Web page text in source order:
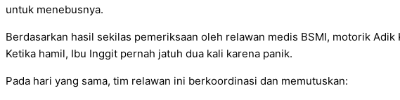
untuk menebusnya.
Berdasarkan hasil sekilas pemeriksaan oleh relawan medis BSMI, motorik
Ketika hamil, Ibu Inggit pernah jatuh dua kali karena panik.
Pada hari yang sama, tim relawan ini berkoordinasi dan memutuskan: